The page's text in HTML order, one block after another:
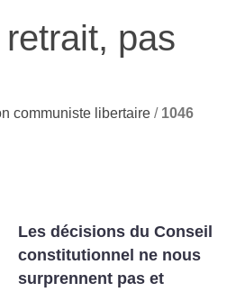
pas
communiste libertaire / 1046
Les décisions du Conseil
constitutionnel ne nous
surprennent pas et